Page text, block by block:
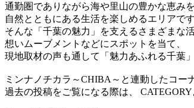
通勤圏でありながら海や里山の豊かな恵み
自然とともにある生活を楽しめるエリアです
そんな「千葉の魅力」を支えるさまざまな
想いムーブメントなどにスポットを当て、
現地取材の声も通して「魅力あふれる千葉
ミンナノチカラ～CHIBA～と連動したコー
過去の投稿をご覧になる際は、